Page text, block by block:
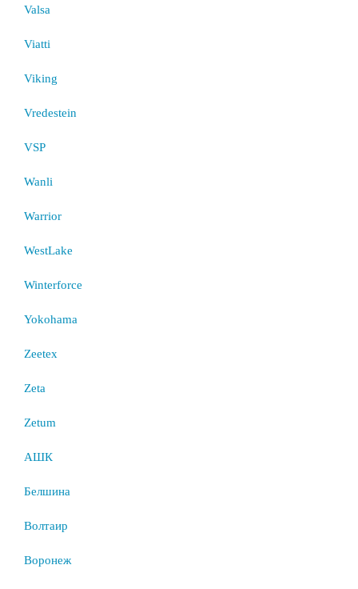
Valsa
Viatti
Viking
Vredestein
VSP
Wanli
Warrior
WestLake
Winterforce
Yokohama
Zeetex
Zeta
Zetum
АШК
Белшина
Волтаир
Воронеж